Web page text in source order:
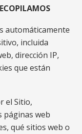
automáticamente
incluida
dirección IP,
que están
el Sitio,
páginas web
qué sitios web o